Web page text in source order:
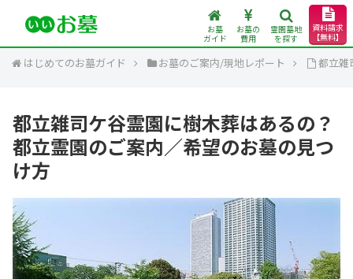
お墓
ガイド
お墓の
費用
霊園墓地
を探す
資料請求
【無料】
はじめてのお墓ガイド お墓のご案内/現地レポート 都立雑
都立雑司ケ谷霊園に樹木葬はあるの？
都立霊園のご案内／希望のお墓の見つ
け方